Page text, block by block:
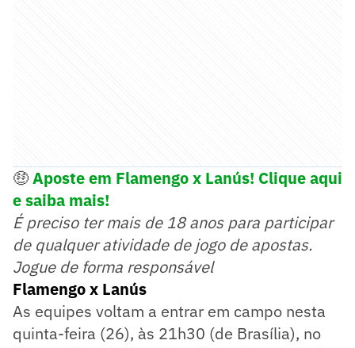
🤑Aposte em Flamengo x Lanús! Clique aqui
e saiba mais!
É preciso ter mais de 18 anos para participar
de qualquer atividade de jogo de apostas.
Jogue de forma responsável
Flamengo x Lanús
As equipes voltam a entrar em campo nesta
quinta-feira (26), às 21h30 (de Brasília), no